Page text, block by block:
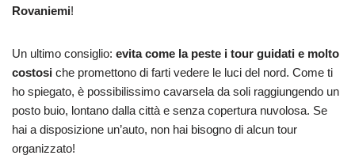
Rovaniemi!
Un ultimo consiglio: evita come la peste i tour guidati e molto
costosi che promettono di farti vedere le luci del nord. Come ti
ho spiegato, è possibilissimo cavarsela da soli raggiungendo un
posto buio, lontano dalla città e senza copertura nuvolosa. Se
hai a disposizione un’auto, non hai bisogno di alcun tour
organizzato!